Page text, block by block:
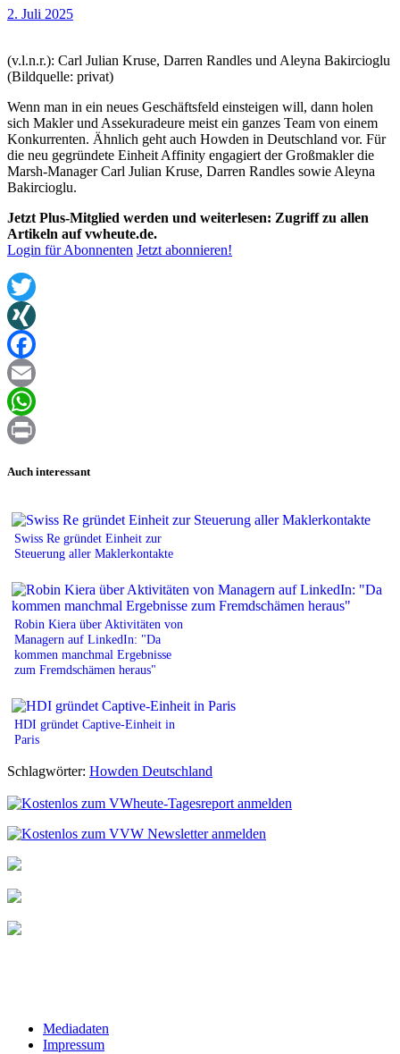
2. Juli 2025
(v.l.n.r.): Carl Julian Kruse, Darren Randles und Aleyna Bakircioglu
(Bildquelle: privat)
Wenn man in ein neues Geschäftsfeld einsteigen will, dann holen
sich Makler und Assekuradeure meist ein ganzes Team von einem
Konkurrenten. Ähnlich geht auch Howden in Deutschland vor. Für
die neu gegründete Einheit Affinity engagiert der Großmakler die
Marsh-Manager Carl Julian Kruse, Darren Randles sowie Aleyna
Bakircioglu.
Jetzt Plus-Mitglied werden und weiterlesen: Zugriff zu allen
Artikeln auf vwheute.de.
Login für Abonnenten Jetzt abonnieren!
Twitter
XING
Facebook
Email
WhatsApp
Auch interessant
Swiss Re gründet Einheit zur
Steuerung aller Maklerkontakte
Robin Kiera über Aktivitäten von
Managern auf LinkedIn: "Da
kommen manchmal Ergebnisse
zum Fremdschämen heraus"
HDI gründet Captive-Einheit in
Paris
Schlagwörter: Howden Deutschland
Mediadaten
Impressum